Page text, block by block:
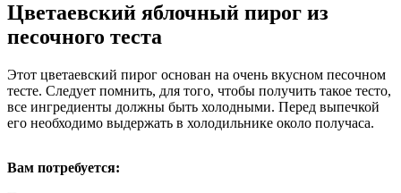
Цветаевский яблочный пирог из
песочного теста
Этот цветаевский пирог основан на очень вкусном песочном
тесте. Следует помнить, для того, чтобы получить такое тесто,
все ингредиенты должны быть холодными. Перед выпечкой
его необходимо выдержать в холодильнике около получаса.
Вам потребуется: